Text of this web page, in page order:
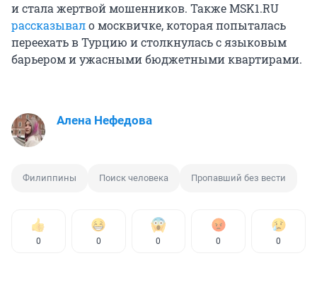
и стала жертвой мошенников. Также MSK1.RU
рассказывало москвичке, которая попыталась
переехать в Турцию и столкнулась с языковым
барьером и ужасными бюджетными квартирами.
Алена Нефедова
Филиппины Поиск человека Пропавший без вести
0 0 0 0 0